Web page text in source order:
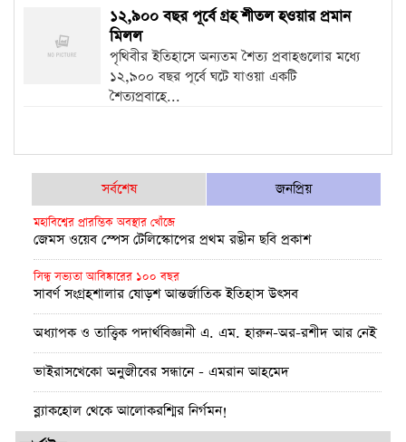
১২,৯০০ বছর পূর্বে গ্রহ শীতল হওয়ার প্রমান
মিলল
পৃথিবীর ইতিহাসে অন্যতম শৈত্য প্রবাহগুলোর মধ্যে
১২,৯০০ বছর পূর্বে ঘটে যাওয়া একটি
শৈত্যপ্রবাহে...
সর্বশেষ জনপ্রিয়
মহাবিশ্বের প্রারম্ভিক অবস্থার খোঁজে
জেমস ওয়েব স্পেস টেলিস্কোপের প্রথম রঙীন ছবি প্রকাশ
সিন্ধু সভ্যতা আবিষ্কারের ১০০ বছর
সাবর্ণ সংগ্রহশালার ষোড়শ আন্তর্জাতিক ইতিহাস উৎসব
অধ্যাপক ও তাত্ত্বিক পদার্থবিজ্ঞানী এ. এম. হারুন-অর-রশীদ আর নেই
ভাইরাসখেকো অনুজীবের সন্ধানে - এমরান আহমেদ
ব্ল্যাকহোল থেকে আলোকরশ্মির নির্গমন!
পূর্ণতা মিলল আইনস্টাইনের সাধারণ আপেক্ষিকতা তত্ত্বের